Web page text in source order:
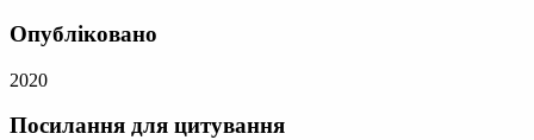
Опубліковано
2020
Посилання для цитування